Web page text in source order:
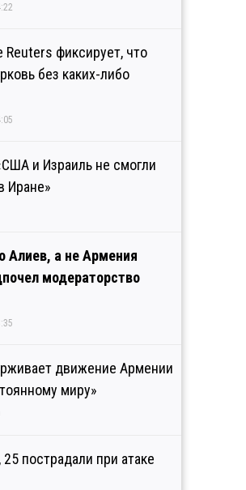
фиксирует, что
без каких-либо
и Израиль не смогли
Иране»
Алиев, а не Армения
модераторство
движение Армении
миру»
пострадали при атаке